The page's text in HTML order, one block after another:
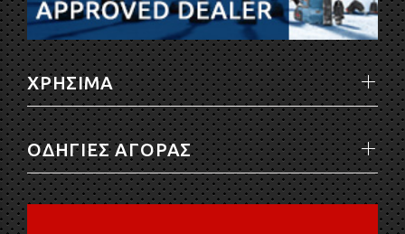
ΧΡΗΣΙΜΑ
ΟΔΗΓΙΕΣ ΑΓΟΡΑΣ